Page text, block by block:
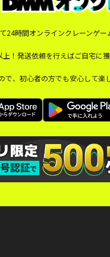
24時間オンラインクレーンゲ
！発送依頼を行えばご自宅に
で、初心者の方でも安心して楽し